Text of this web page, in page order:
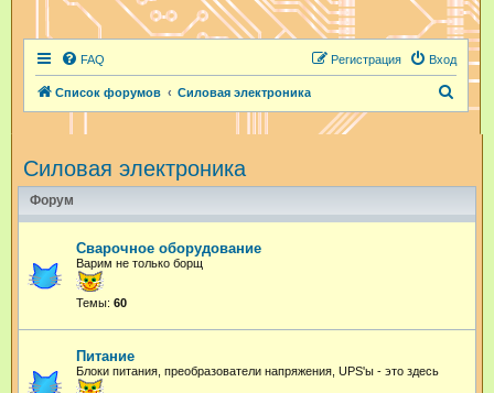
FAQ Вход
Регистрация
Список форумов Силовая электроника
Силовая электроника
Форум
Сварочное оборудование
Варим не только борщ
Темы: 60
Питание
Блоки питания, преобразователи напряжения, UPS'ы - это здесь